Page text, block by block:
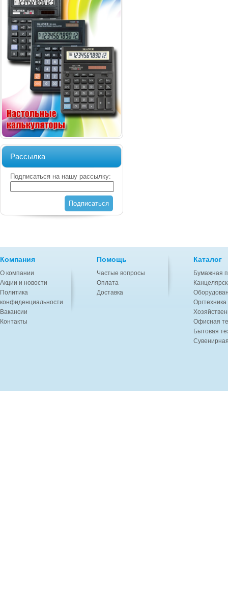
Рассылка
Подписаться на нашу рассылку:
Подписаться
Компания
О компании
Акции и новости
Политика
конфиденциальности
Вакансии
Контакты
Помощь
Частые вопросы
Оплата
Доставка
Каталог
Бумажная
Офисная
Бытовая